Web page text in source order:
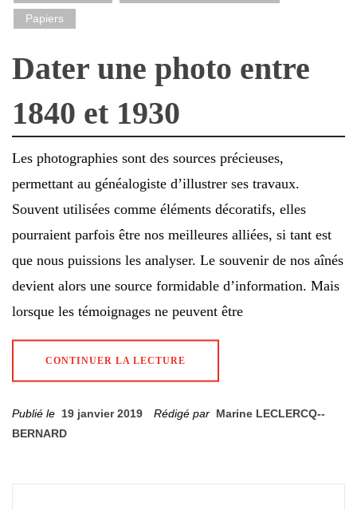
Papiers
Dater une photo entre
1840 et 1930
Les photographies sont des sources précieuses,
permettant au généalogiste d’illustrer ses travaux.
Souvent utilisées comme éléments décoratifs, elles
pourraient parfois être nos meilleures alliées, si tant est
que nous puissions les analyser. Le souvenir de nos aînés
devient alors une source formidable d’information. Mais
lorsque les témoignages ne peuvent être
CONTINUER LA LECTURE
Publié le 19 janvier 2019 Rédigé par Marine LECLERCQ--
BERNARD